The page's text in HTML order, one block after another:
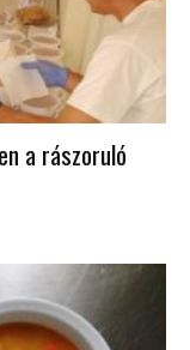
a rászoruló